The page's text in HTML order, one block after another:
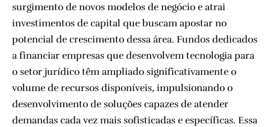
surgimento de novos modelos de negócio e atrai
investimentos de capital que buscam apostar no
potencial de crescimento dessa área. Fundos dedicados
a financiar empresas que desenvolvem tecnologia para
o setor jurídico têm ampliado significativamente o
volume de recursos disponíveis, impulsionando o
desenvolvimento de soluções capazes de atender
demandas cada vez mais sofisticadas e específicas. Essa